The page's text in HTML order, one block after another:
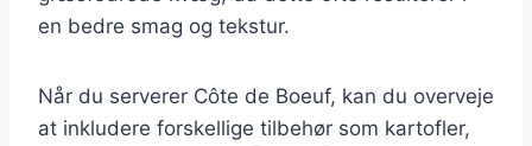
en bedre smag og tekstur.
Når du serverer Côte de Boeuf, kan du overveje
at inkludere forskellige tilbehør som kartofler,